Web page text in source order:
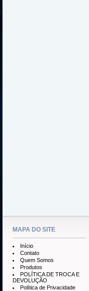
MAPA DO SITE
Início
Contato
Quem Somos
Produtos
POLÍTICA DE TROCA E
DEVOLUÇÃO
Política de Privacidade